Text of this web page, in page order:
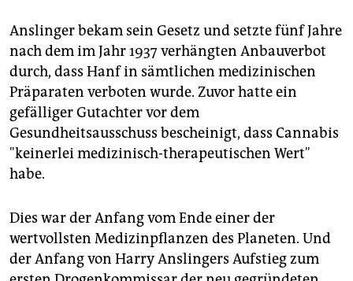
Anslinger bekam sein Gesetz und setzte fünf Jahre
nach dem im Jahr 1937 verhängten Anbauverbot
durch, dass Hanf in sämtlichen medizinischen
Präparaten verboten wurde. Zuvor hatte ein
gefälliger Gutachter vor dem
Gesundheitsausschuss bescheinigt, dass Cannabis
"keinerlei medizinisch-therapeutischen Wert"
habe.
Dies war der Anfang vom Ende einer der
wertvollsten Medizinpflanzen des Planeten. Und
der Anfang von Harry Anslingers Aufstieg zum